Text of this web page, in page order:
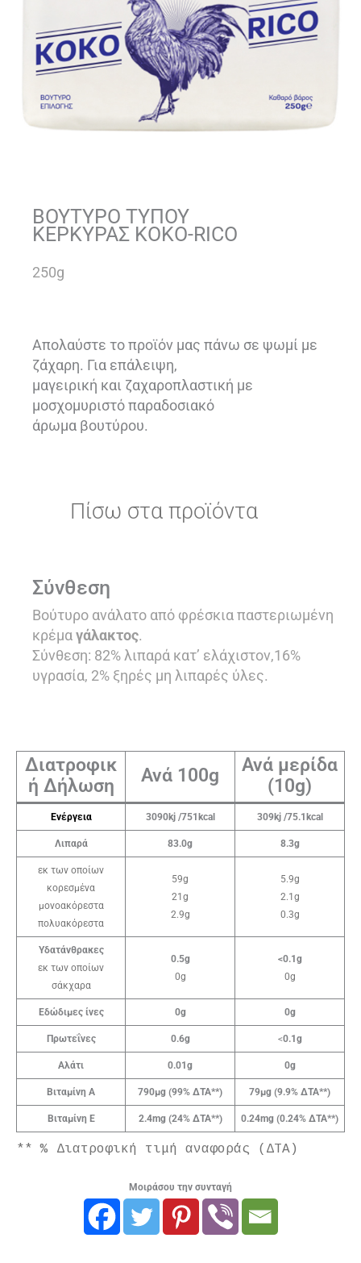
ΒΟΥΤΥΡΟ ΤΥΠΟΥ
ΚΕΡΚΥΡΑΣ KOKO-RICO
250g
Απολαύστε το προϊόν μας πάνω σε ψωμί με
ζάχαρη. Για επάλειψη,
μαγειρική και ζαχαροπλαστική με
μοσχομυριστό παραδοσιακό
άρωμα βουτύρου.
Πίσω στα προϊόντα
Σύνθεση
Bούτυρο ανάλατο από φρέσκια παστεριωμένη
κρέμαγάλακτος.
Σύνθεση: 82% λιπαρά κατ’ ελάχιστον,16%
υγρασία, 2% ξηρές μη λιπαρές ύλες.
Διατροφικ
ή Δήλωση
Ανά 100g
Ανά μερίδα
(10g)
Ενέργεια 3090kj /751kcal 309kj /75.1kcal
Λιπαρά 83.0g 8.3g
εκ των οποίων
κορεσμένα
μονοακόρεστα
πολυακόρεστα
59g
21g
2.9g
5.9g
2.1g
0.3g
Υδατάνθρακες
εκ των οποίων
σάκχαρα
0.5g
0g
<0.1g
0g
Εδώδιμες ίνες 0g 0g
Πρωτεΐνες 0.6g <0.1g
Αλάτι 0.01g 0g
Βιταμίνη Α 790μg (99% ΔΤΑ**) 79μg (9.9% ΔΤΑ**)
Βιταμίνη Ε 2.4mg (24% ΔΤΑ**) 0.24mg (0.24% ΔΤΑ**)
** % Διατροφική τιμή αναφοράς (ΔΤΑ)
Μοιράσου την συνταγή